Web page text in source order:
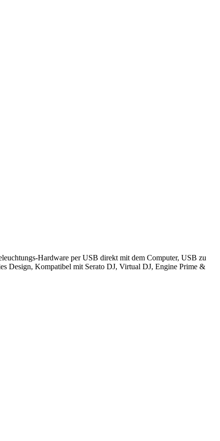
Hardware per USB direkt mit dem Computer, USB zu
Design, Kompatibel mit Serato DJ, Virtual DJ, Engine Prime &